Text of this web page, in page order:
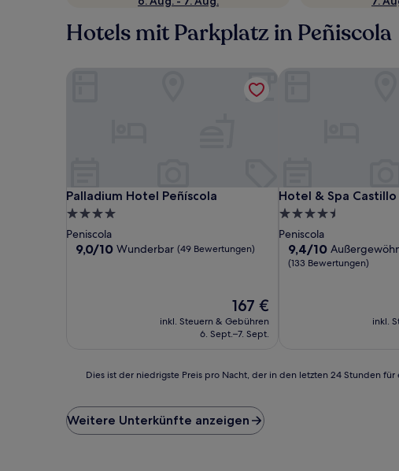
Hotels mit Parkplatz in Peñiscola
Palladium Hotel Peñíscola
Palladium Hotel Peñíscola
4.0-
Sterne-
Unterkunft
Peniscola
9.0
9,0/10 Wunderbar (49 Bewertungen)
Der
Preis
beträgt
167 €
inkl. Steuern & Gebühren
6. Sept.–7. Sept.
Hotel & Spa
Hotel & Spa Castillo
4.5-
Sterne-
Unterkunft
Peniscola
9.4
von
9,4/10
(133 Bewertungen)
inkl.
Hotel & Spa Castillo
der
niedrigste
Preis
Dies ist der niedrigste Preis pro Nacht, der in den letzten 24 Stunden
Weitere Unterkünfte anzeigen